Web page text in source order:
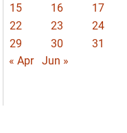
15
16 17
22
23 24
29
30
31
« Apr
Jun »